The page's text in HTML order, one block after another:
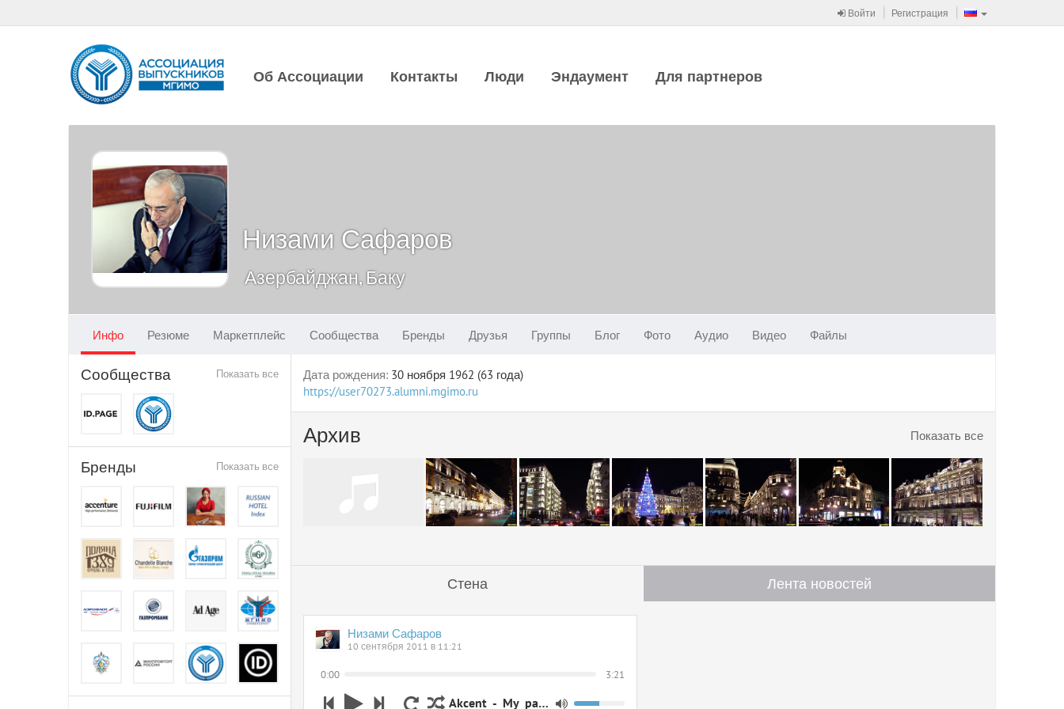
Войти Регистрация
Об Ассоциации Контакты Люди Эндаумент Для партнеров
Низами Сафаров
Азербайджан, Баку
Инфо Резюме Маркетплейс Сообщества Бренды Друзья Группы Блог Фото Аудио Видео Файлы
Показать все
Сообщества
Показать все
Бренды
Дата рождения: 30 ноября 1962 (63 года)
https://user70273.alumni.mgimo.ru
Показать все
Архив
Стена Лента новостей
Низами Сафаров
10 сентября 2011 в 11:21
0:00 3:21
Akcent_-_My_passion_(Original_Chillout_version)_